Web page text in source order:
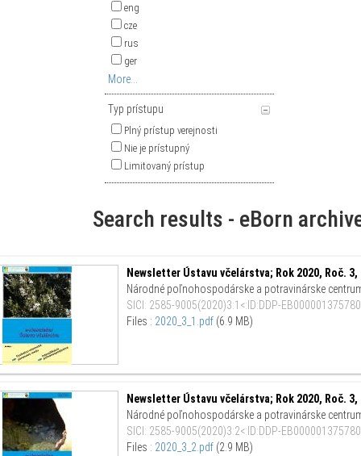
eng
cze
rus
ger
More...
Typ prístupu
Plný prístup verejnosti
Nie je prístupný
Limitovaný prístup
Search results - eBorn
Newsletter Ústavu včelárstva; Rok 2020, Roč. 3,
Národné poľnohospodárske a potravinárske
SICI : 2585-9005(2020)3:1<:ID:DDP-
Files : 2020_3_1.pdf (6.9 MB)
Newsletter Ústavu včelárstva; Rok 2020, Roč. 3,
Národné poľnohospodárske a potravinárske
SICI : 2585-9005(2020)3:2<:ID:DDP-
Files : 2020_3_2.pdf (2.9 MB)